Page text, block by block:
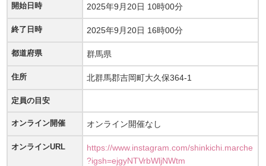
開始日時 2025年9月20日 10時00分
終了日時 2025年9月20日 16時00分
都道府県 群馬県
住所 北群馬郡吉岡町大久保364-1
定員の目安
オンライン開催 オンライン開催なし
オンラインURL
https://www.instagram.com/shinkichi.marche
?igsh=ejgyNTVrbWljNWtm